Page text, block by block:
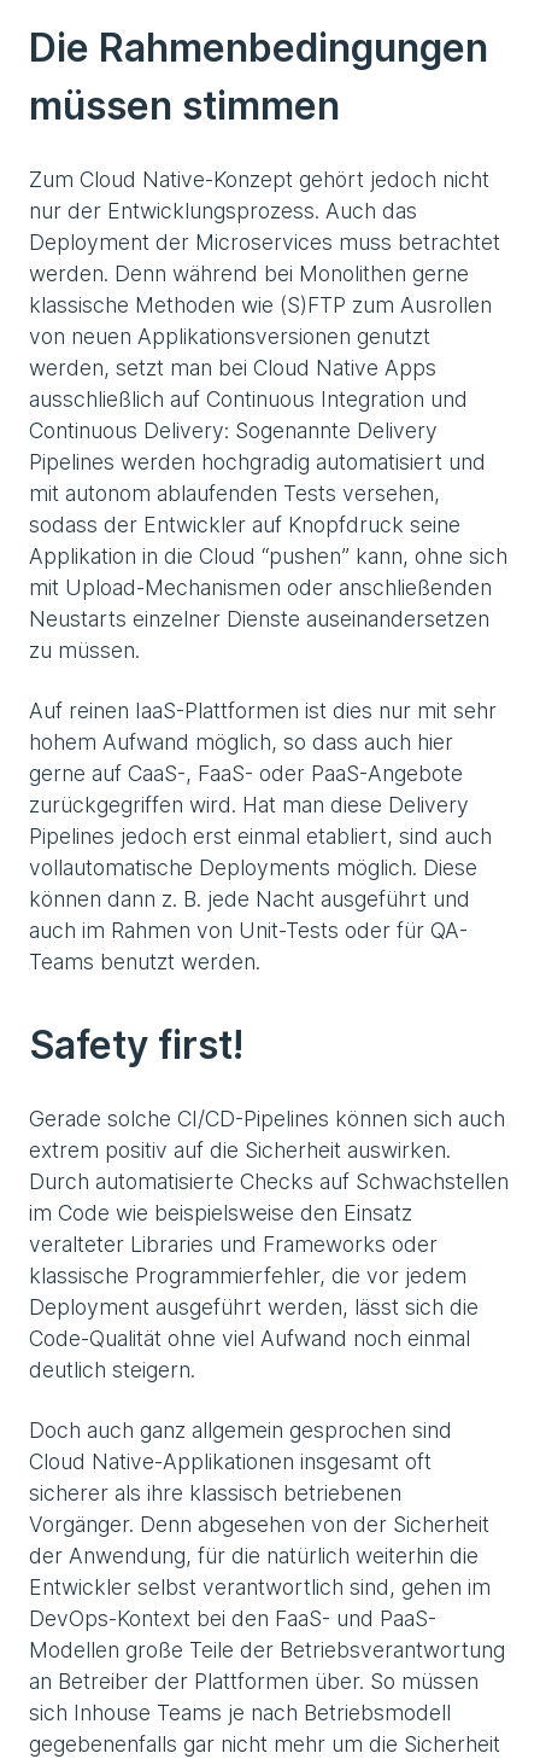
Die Rahmenbedingungen
müssen stimmen
Zum Cloud Native-Konzept gehört jedoch nicht
nur der Entwicklungsprozess. Auch das
Deployment der Microservices muss betrachtet
werden. Denn während bei Monolithen gerne
klassische Methoden wie (S)FTP zum Ausrollen
von neuen Applikationsversionen genutzt
werden, setzt man bei Cloud Native Apps
ausschließlich auf Continuous Integration und
Continuous Delivery: Sogenannte Delivery
Pipelines werden hochgradig automatisiert und
mit autonom ablaufenden Tests versehen,
sodass der Entwickler auf Knopfdruck seine
Applikation in die Cloud “pushen” kann, ohne sich
mit Upload-Mechanismen oder anschließenden
Neustarts einzelner Dienste auseinandersetzen
zu müssen.
Auf reinen IaaS-Plattformen ist dies nur mit sehr
hohem Aufwand möglich, so dass auch hier
gerne auf CaaS-, FaaS- oder PaaS-Angebote
zurückgegriffen wird. Hat man diese Delivery
Pipelines jedoch erst einmal etabliert, sind auch
vollautomatische Deployments möglich. Diese
können dann z. B. jede Nacht ausgeführt und
auch im Rahmen von Unit-Tests oder für QA-
Teams benutzt werden.
Safety first!
Gerade solche CI/CD-Pipelines können sich auch
extrem positiv auf die Sicherheit auswirken.
Durch automatisierte Checks auf Schwachstellen
im Code wie beispielsweise den Einsatz
veralteter Libraries und Frameworks oder
klassische Programmierfehler, die vor jedem
Deployment ausgeführt werden, lässt sich die
Code-Qualität ohne viel Aufwand noch einmal
deutlich steigern.
Doch auch ganz allgemein gesprochen sind
Cloud Native-Applikationen insgesamt oft
sicherer als ihre klassisch betriebenen
Vorgänger. Denn abgesehen von der Sicherheit
der Anwendung, für die natürlich weiterhin die
Entwickler selbst verantwortlich sind, gehen im
DevOps-Kontext bei den FaaS- und PaaS-
Modellen große Teile der Betriebsverantwortung
an Betreiber der Plattformen über. So müssen
sich Inhouse Teams je nach Betriebsmodell
gegebenenfalls gar nicht mehr um die Sicherheit